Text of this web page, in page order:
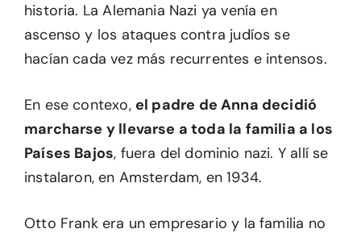
historia. La Alemania Nazi ya venía en
ascenso y los ataques contra judíos se
hacían cada vez más recurrentes e intensos.
En ese contexo, el padre de Anna decidió
marcharse y llevarse a toda la familia a los
Países Bajos, fuera del dominio nazi. Y allí se
instalaron, en Amsterdam, en 1934.
Otto Frank era un empresario y la familia no